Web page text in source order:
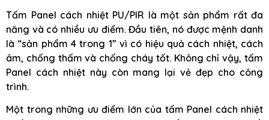
Tấm Panel cách nhiệt PU/PIR là một sản phẩm rất đa
năng và có nhiều ưu điểm. Đầu tiên, nó được mệnh danh
là “sản phẩm 4 trong 1” vì có hiệu quả cách nhiệt, cách
âm, chống thấm và chống cháy tốt. Không chỉ vậy, tấm
Panel cách nhiệt này còn mang lại vẻ đẹp cho công
trình.
Một trong những ưu điểm lớn của tấm Panel cách nhiệt